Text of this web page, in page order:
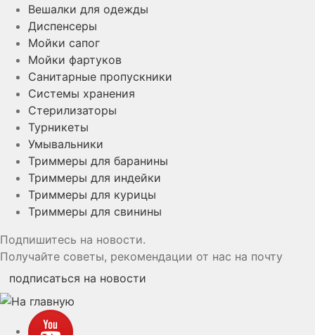
Вешалки для одежды
Диспенсеры
Мойки сапог
Мойки фартуков
Санитарные пропускники
Системы хранения
Стерилизаторы
Турникеты
Умывальники
Триммеры для баранины
Триммеры для индейки
Триммеры для курицы
Триммеры для свинины
Подпишитесь на новости.
Получайте советы, рекомендации от нас на почту
подписаться на новости